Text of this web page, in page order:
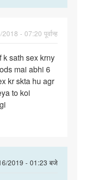
- 07:20 पूर्वान्ह
k sath sex krny
mai abhi 6
kr skta hu agr
to koi
2019 - 01:23 बजे